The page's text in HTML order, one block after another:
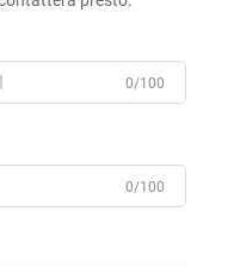
0/100
0/100